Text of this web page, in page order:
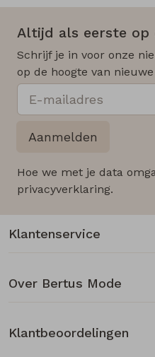
Altijd als eerste op
Schrijf je in voor onze
op de hoogte van
Aanmelden
Hoe we met je data
privacyverklaring.
Klantenservice
Over Bertus Mode
Klantbeoordelingen